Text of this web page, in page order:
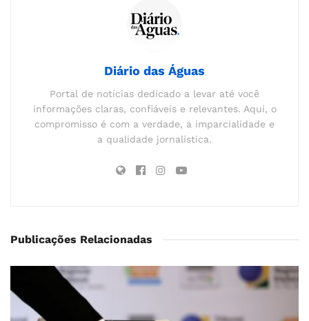
Diário das Águas
Portal de notícias dedicado a levar até você
informações claras, confiáveis e relevantes. Aqui, o
compromisso é com a verdade, a imparcialidade e
a qualidade jornalística.
Publicações Relacionadas